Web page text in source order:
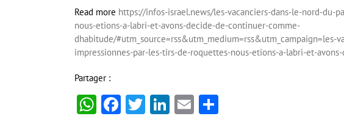
Read more https://infos-israel.news/les-vacanciers-dans-le-nord-du-
nous-etions-a-labri-et-avons-decide-de-continuer-comme-
dhabitude/#utm_source=rss&utm_medium=rss&utm_campaign=les-
impressionnes-par-les-tirs-de-roquettes-nous-etions-a-labri-et-
Partager :
WhatsApp
Facebook
Twitter
LinkedIn
Email